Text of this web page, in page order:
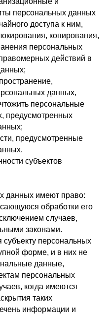
персональных данных
доступа к ним,
копирования,
персональных
действий в
данных,
персональные
предусмотренных
предусмотренные
субъектов
данных имеют право:
обработки его
случаев,
законами.
персональных
форме, и в них не
данные,
персональных
когда имеются
таких
информации и